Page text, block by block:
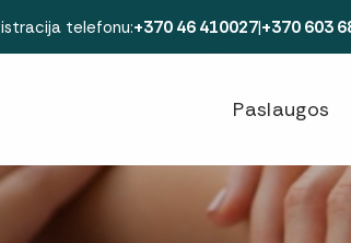
telefonu:+370 46 410027|+370 603
Paslaugos